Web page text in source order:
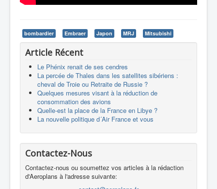
bombardier Embraer Japon MRJ Mitsubishi
Article Récent
Le Phénix renait de ses cendres
La percée de Thales dans les satellites sibériens :
cheval de Troie ou Retraite de Russie ?
Quelques mesures visant à la réduction de
consommation des avions
Quelle-est la place de la France en Libye ?
La nouvelle politique d´Air France et vous
Contactez-Nous
Contactez-nous ou soumettez vos articles à la rédaction
d'Aeroplans à l'adresse suivante: